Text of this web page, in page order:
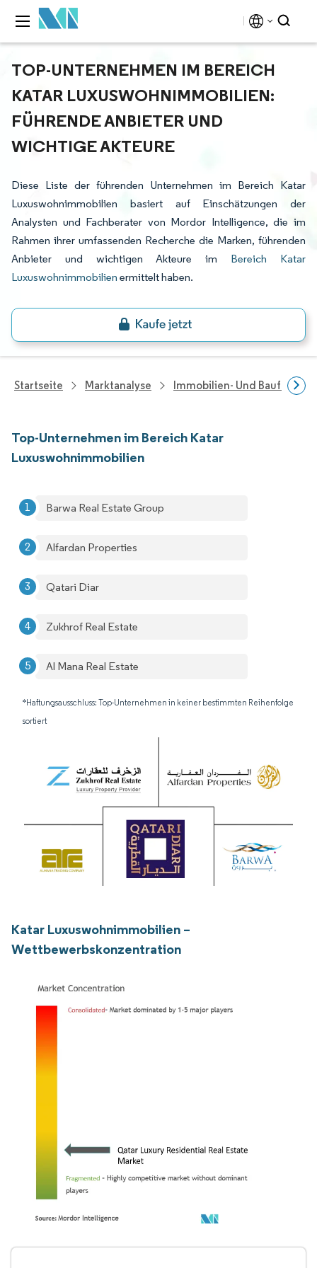
TOP-UNTERNEHMEN IM BEREICH
KATAR LUXUSWOHNIMMOBILIEN:
FÜHRENDE ANBIETER UND
WICHTIGE AKTEURE
Diese Liste der führenden Unternehmen im Bereich Katar
Luxuswohnimmobilien basiert auf Einschätzungen der
Analysten und Fachberater von Mordor Intelligence, die im
Rahmen ihrer umfassenden Recherche die Marken, führenden
Anbieter und wichtigen Akteure im Bereich Katar
Luxuswohnimmobilien ermittelt haben.
Startseite Marktanalyse Immobilien- Und
Top-Unternehmen im Bereich Katar
Luxuswohnimmobilien
Barwa Real Estate Group
Alfardan Properties
Qatari Diar
Zukhrof Real Estate
Al Mana Real Estate
*Haftungsausschluss: Top-Unternehmen in keiner bestimmten Reihenfolge
sortiert
Katar Luxuswohnimmobilien –
Wettbewerbskonzentration